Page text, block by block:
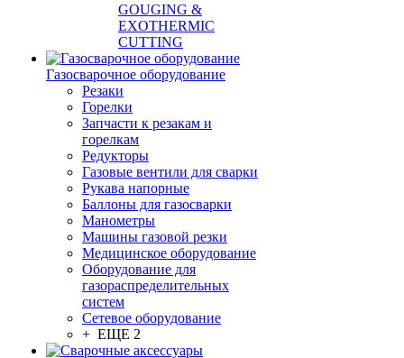
GOUGING &
EXOTHERMIC
CUTTING
Газосварочное оборудование
Резаки
Горелки
Запчасти к резакам и
горелкам
Редукторы
Газовые вентили для сварки
Рукава напорные
Баллоны для газосварки
Манометры
Машины газовой резки
Медицинское оборудование
Оборудование для
газораспределительных
систем
Сетевое оборудование
+ ЕЩЕ 2